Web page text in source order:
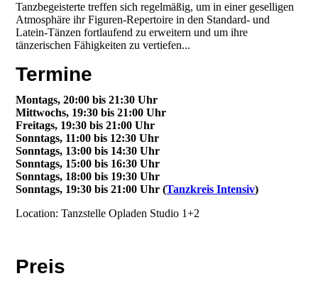
Tanzbegeisterte treffen sich regelmäßig, um in einer geselligen
Atmosphäre ihr Figuren-Repertoire in den Standard- und
Latein-Tänzen fortlaufend zu erweitern und um ihre
tänzerischen Fähigkeiten zu vertiefen...
Termine
Montags, 20:00 bis 21:30 Uhr
Mittwochs, 19:30 bis 21:00 Uhr
Freitags, 19:30 bis 21:00 Uhr
Sonntags, 11:00 bis 12:30 Uhr
Sonntags, 13:00 bis 14:30 Uhr
Sonntags, 15:00 bis 16:30 Uhr
Sonntags, 18:00 bis 19:30 Uhr
Sonntags, 19:30 bis 21:00 Uhr (Tanzkreis Intensiv)
Location: Tanzstelle Opladen Studio 1+2
Preis